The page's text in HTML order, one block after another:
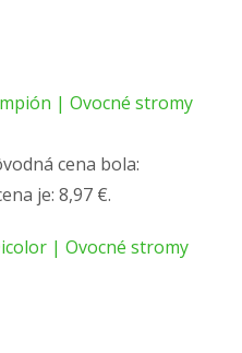
cena bola:
je: 8,97 €.